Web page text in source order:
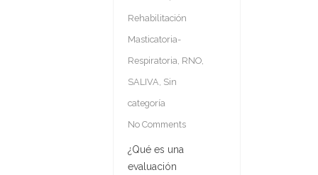
Rehabilitación
Masticatoria-
Respiratoria RNO
SALIVA Sin
categoría
No Comments
¿Qué es una
evaluación